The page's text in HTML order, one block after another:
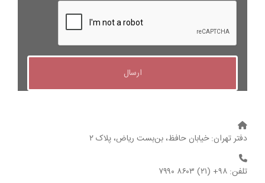
دفتر تهران: خیابان حافظ، بن‌بست ریاض، پلاک ۲
تلفن: ۹۸+ (۲۱) ۸۶۰۳ ۷۹۹۰